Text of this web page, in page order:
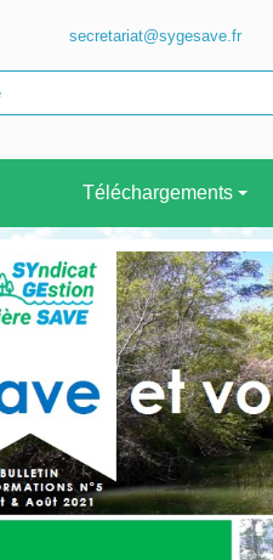
secretariat@sygesave.fr
Téléchargements